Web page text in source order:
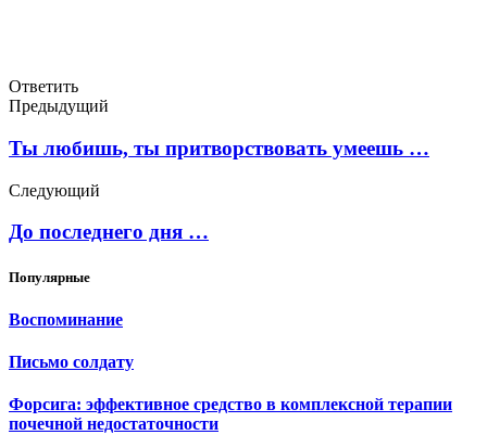
Ответить
Предыдущий
Ты любишь, ты притворствовать умеешь …
Следующий
До последнего дня …
Популярные
Воспоминание
Письмо солдату
Форсига: эффективное средство в комплексной терапии
почечной недостаточности